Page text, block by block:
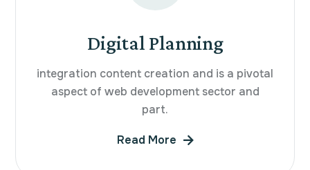
Digital Planning
integration content creation and is a pivotal
aspect of web development sector and
part.
Read More